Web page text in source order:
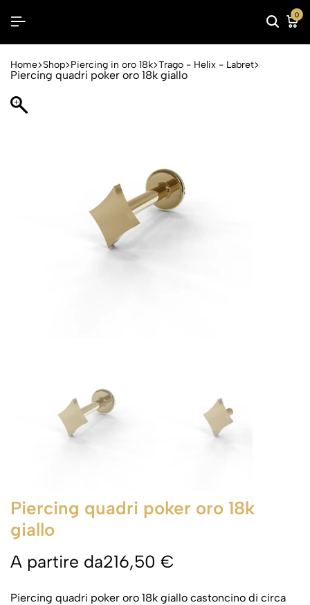
0
Home Shop Piercing in oro 18k Trago - Helix - Labret
Piercing quadri poker oro 18k giallo
Piercing quadri poker oro 18k
giallo
A partire da216,50 €
Piercing quadri poker oro 18k giallo castoncino di circa